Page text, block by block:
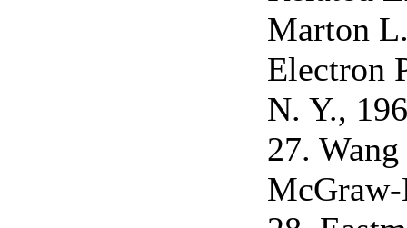
Marton
Electron
N. Y.,
27.